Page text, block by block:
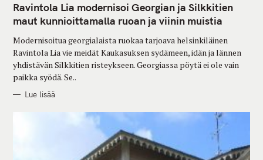
T
E
G
O
I
E
S
Ravintola Lia modernisoi Georgian ja Silkkitien
maut kunnioittamalla ruoan ja viinin muistia
Modernisoitua georgialaista ruokaa tarjoava helsinkiläinen
Ravintola Lia vie meidät Kaukasuksen sydämeen, idän ja lännen
yhdistävän Silkkitien risteykseen. Georgiassa pöytä ei ole vain
paikka syödä. Se..
Lue lisää